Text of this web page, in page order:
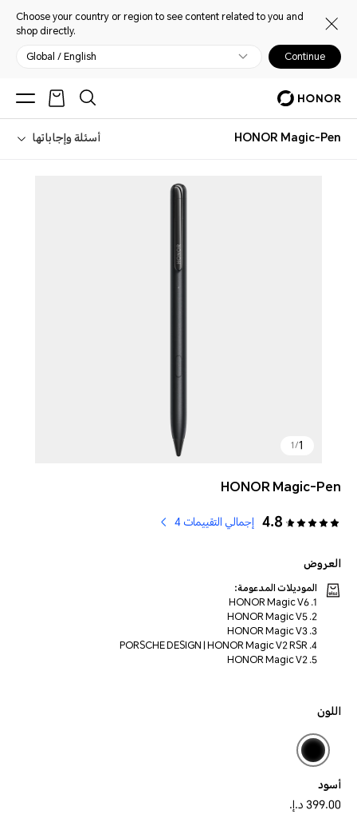
Choose your country or region to see content related to you and
shop directly.
Global / English Continue
HONOR Magic-Pen أسئلة وإجاباتها
1
/
1
HONOR Magic-Pen
4.8 إجمالي التقييمات 4
العروض
الموديلات المدعومة:
1. HONOR Magic V6
2. HONOR Magic V5
3. HONOR Magic V3
4. PORSCHE DESIGN | HONOR Magic V2 RSR
5. HONOR Magic V2
اللون
أسود
399.00 د.إ.‏‏